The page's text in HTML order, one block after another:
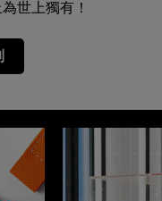
世上獨有！